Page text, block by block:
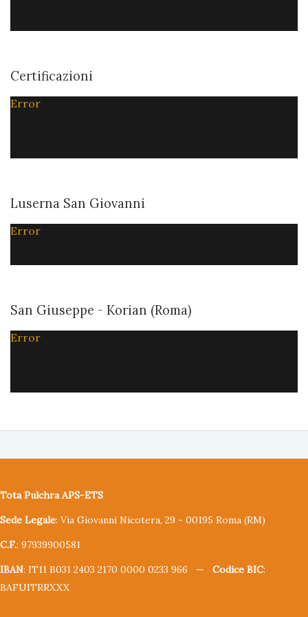
Certificazioni
Error
Luserna San Giovanni
Error
San Giuseppe - Korian (Roma)
Error
Tota Pulchra APS-ETS
Sede Legale: Via Giovanni Nicotera, 29 - 00195 Roma (RM)
C.F.: 97939900581
IBAN: IT11 B031 2403 2170 0000 0233 966 — Codice BIC:
BAFUITRRXXX